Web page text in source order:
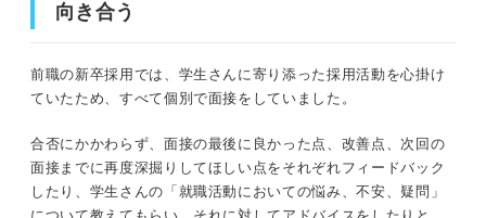
向き合う
前職の新卒採用では、学生さんに寄り添った採用活動を心掛け
ていたため、すべて個別で面接をしていました。
合否にかかわらず、面接の最後に良かった点、改善点、次回の
面接までに再度深掘りしてほしい点をそれぞれフィードバック
したり、学生さんの「就職活動においての悩み、不安、疑問」
について教えてもらい、それに対してアドバイスをしたりと、